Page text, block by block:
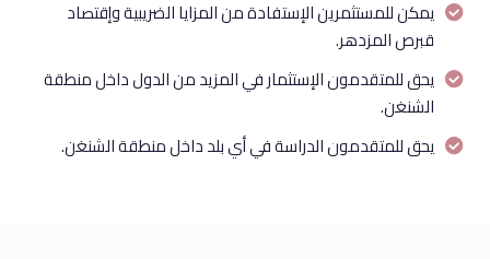
يمكن للمستثمرين الإستفادة من المزايا الضريبية وإقتصاد
قبرص المزدهر.
يحق للمتقدمون الإستثمار في المزيد من الدول داخل منطقة
الشنغن.
يحق للمتقدمون الدراسة في أي بلد داخل منطقة الشنغن.